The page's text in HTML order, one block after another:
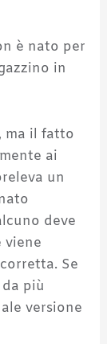
è nato per
in
ma il fatto
ai
un
deve
viene
Se
più
versione